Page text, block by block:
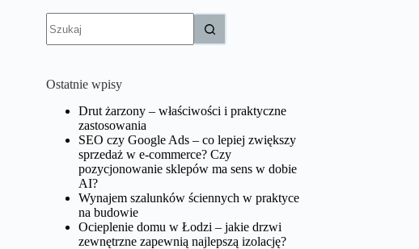
wyników
Ostatnie wpisy
Drut żarzony – właściwości i praktyczne
zastosowania
SEO czy Google Ads – co lepiej zwiększy
sprzedaż w e-commerce? Czy
pozycjonowanie sklepów ma sens w dobie
AI?
Wynajem szalunków ściennych w praktyce
na budowie
Ocieplenie domu w Łodzi – jakie drzwi
zewnętrzne zapewnią najlepszą izolację?